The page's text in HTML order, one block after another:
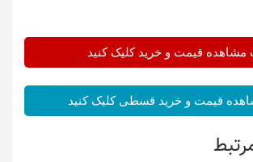
قیمت و خرید کلیک کنید
قیمت و خرید قسطی کلیک کنید